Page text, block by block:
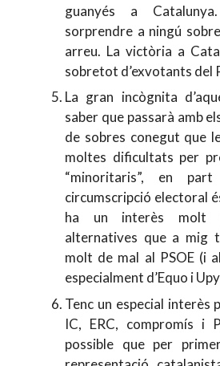
guanyés a
sorprendre a ningú
arreu. La victòria a
sobretot d’exvotants del
La gran incògnita
saber que passarà amb
de sobres conegut que
moltes dificultats per
“minoritaris”, en
circumscripció electoral
ha un interès molt
alternatives que a mig
molt de mal al PSOE (i
especialment d’Equo i
Tenc un especial interès
IC, ERC, compromís i
possible que per